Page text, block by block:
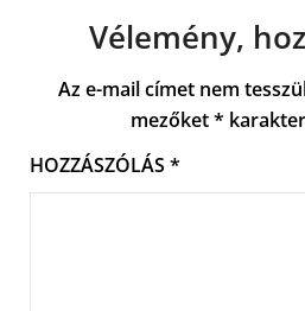
Vélemény,
Az e-mail címet nem
mezőket*
HOZZÁSZÓLÁS *